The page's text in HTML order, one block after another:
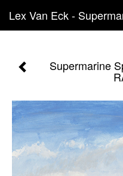
Supermarine